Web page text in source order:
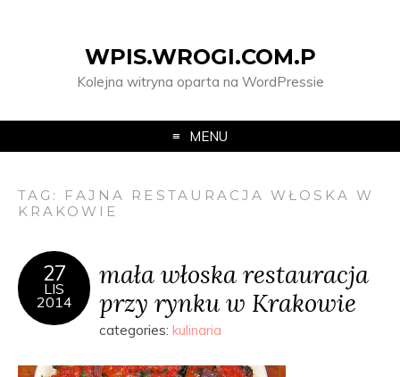
WPIS.WROGI.COM.P
Kolejna witryna oparta na WordPressie
MENU
TAG: FAJNA RESTAURACJA WŁOSKA W
KRAKOWIE
27
LIS
2014
mała włoska restauracja
przy rynku w Krakowie
categories: kulinaria